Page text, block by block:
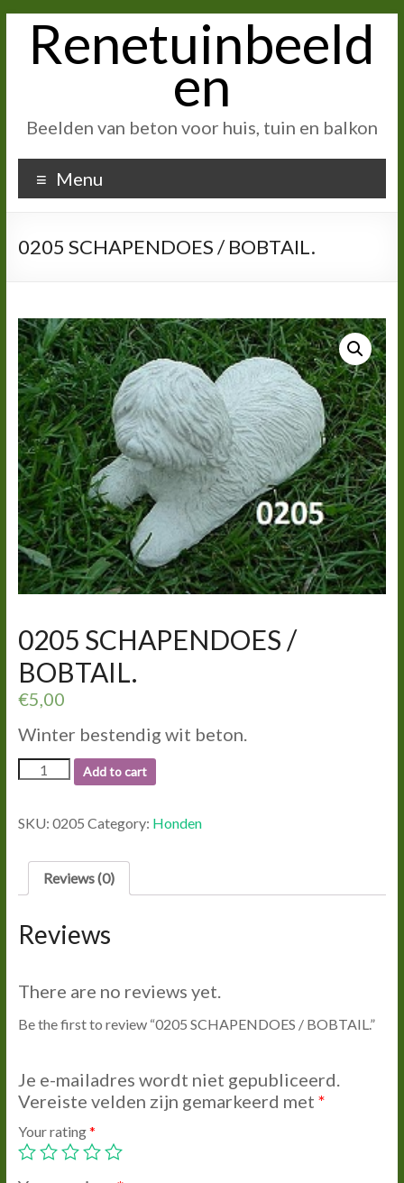
inhoudRenetuinbeeld
en
Beelden van beton voor huis, tuin en balkon
Menu
0205 SCHAPENDOES / BOBTAIL.
0205 SCHAPENDOES /
BOBTAIL.
€5,00
Winter bestendig wit beton.
0205
SCHAPENDOES
BOBTAIL.
Add to cart
SKU: 0205 Category: Honden
Reviews (0)
Reviews
There are no reviews yet.
Be the first to review “0205 SCHAPENDOES / BOBTAIL.”
Je e-mailadres wordt niet gepubliceerd.
Vereiste velden zijn gemarkeerd met *
Your rating*